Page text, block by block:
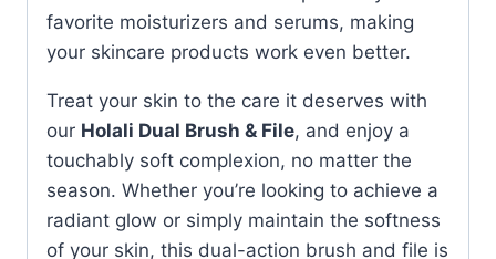
favorite moisturizers and serums, making
your skincare products work even better.
Treat your skin to the care it deserves with
our Holali Dual Brush & File, and enjoy a
touchably soft complexion, no matter the
season. Whether you’re looking to achieve a
radiant glow or simply maintain the softness
of your skin, this dual-action brush and file is